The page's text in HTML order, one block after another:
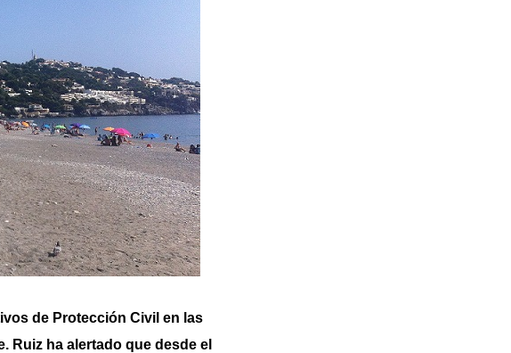
de Protección Civil en las
Ruiz ha alertado que desde el